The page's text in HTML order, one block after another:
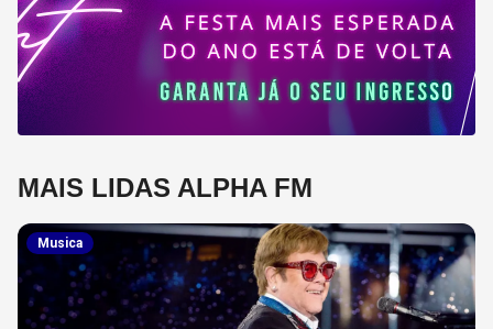
MAIS LIDAS ALPHA FM
Musica